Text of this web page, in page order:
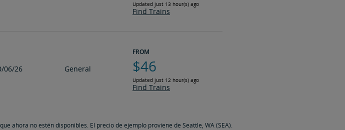
Updated just 13 hour(s) ago
Find Trains
06/26 General
FROM
$46
Updated just 12 hour(s) ago
Find Trains
ahora no estén disponibles. El precio de ejemplo proviene de Seattle, WA (SEA).